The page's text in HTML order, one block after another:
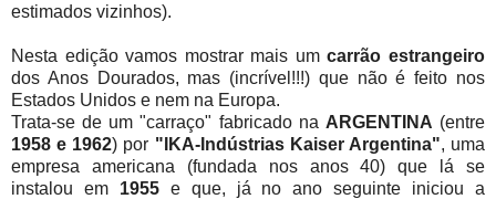
estimados vizinhos).
Nesta edição vamos mostrar mais umcarrão estrangeiro
dos Anos Dourados, mas (incrível!!!) que não é feito nos
Estados Unidos e nem na Europa.
Trata-se de um "carraço" fabricado na ARGENTINA (entre
1958 e 1962) por "IKA-Indústrias Kaiser Argentina", uma
empresa americana (fundada nos anos 40) que lá se
instalou em 1955e que, já no ano seguinte iniciou a